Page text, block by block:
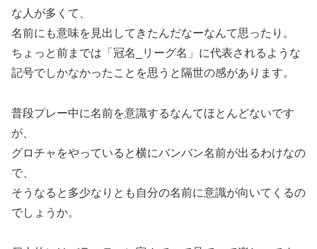
な人が多くて、
名前にも意味を見出してきたんだなーなんて思ったり。
ちょっと前までは「冠名_リーグ名」に代表されるような
記号でしかなかったことを思うと隔世の感があります。
普段プレー中に名前を意識するなんてほとんどないです
が、
グロチャをやっていると横にバンバン名前が出るわけなの
で、
そうなると多少なりとも自分の名前に意識が向いてくるの
でしょうか。